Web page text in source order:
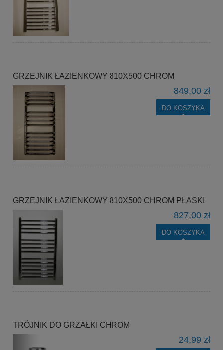
GRZEJNIK ŁAZIENKOWY 810X500 CHROM
849,00 zł
DO KOSZYKA
GRZEJNIK ŁAZIENKOWY 810X500 CHROM PŁASKI
827,00 zł
DO KOSZYKA
TRÓJNIK DO GRZAŁKI CHROM
24,99 zł